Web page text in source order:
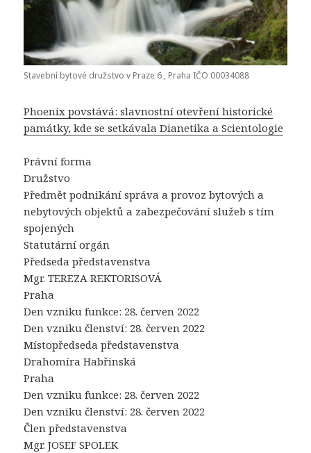
Stavební bytové družstvo v Praze 6 , Praha IČO 00034088
Phoenix povstává: slavnostní otevření historické
památky, kde se setkávala Dianetika a Scientologie
Právní forma
Družstvo
Předmět podnikání správa a provoz bytových a
nebytových objektů a zabezpečování služeb s tím
spojených
Statutární orgán
Předseda představenstva
Mgr. TEREZA REKTORISOVÁ
Praha
Den vzniku funkce: 28. červen 2022
Den vzniku členství: 28. červen 2022
Místopředseda představenstva
Drahomíra Habřinská
Praha
Den vzniku funkce: 28. červen 2022
Den vzniku členství: 28. červen 2022
Člen představenstva
Mgr. JOSEF SPOLEK